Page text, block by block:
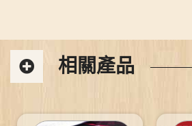
相關產品